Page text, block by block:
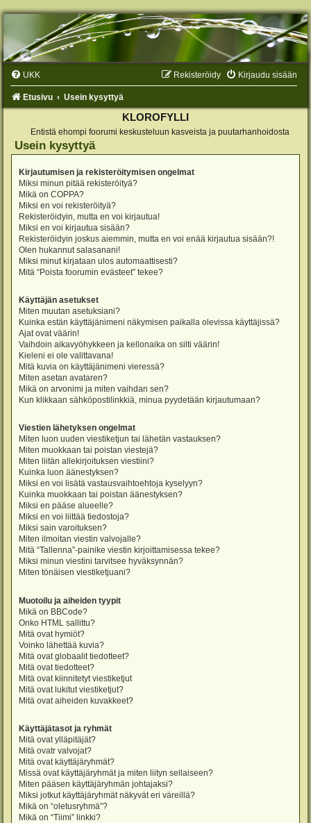
UKK Kirjaudu sisään
Rekisteröidy
Etusivu Usein kysyttyä
KLOROFYLLI
Entistä ehompi foorumi keskusteluun kasveista ja puutarhanhoidosta
Usein kysyttyä
Kirjautumisen ja rekisteröitymisen ongelmat
Miksi minun pitää rekisteröityä?
Mikä on COPPA?
Miksi en voi rekisteröityä?
Rekisteröidyin, mutta en voi kirjautua!
Miksi en voi kirjautua sisään?
Rekisteröidyin joskus aiemmin, mutta en voi enää kirjautua sisään?!
Olen hukannut salasanani!
Miksi minut kirjataan ulos automaattisesti?
Mitä “Poista foorumin evästeet” tekee?
Käyttäjän asetukset
Miten muutan asetuksiani?
Kuinka estän käyttäjänimeni näkymisen paikalla olevissa käyttäjissä?
Ajat ovat väärin!
Vaihdoin aikavyöhykkeen ja kellonaika on silti väärin!
Kieleni ei ole valittavana!
Mitä kuvia on käyttäjänimeni vieressä?
Miten asetan avataren?
Mikä on arvonimi ja miten vaihdan sen?
Kun klikkaan sähköpostilinkkiä, minua pyydetään kirjautumaan?
Viestien lähetyksen ongelmat
Miten luon uuden viestiketjun tai lähetän vastauksen?
Miten muokkaan tai poistan viestejä?
Miten liitän allekirjoituksen viestiini?
Kuinka luon äänestyksen?
Miksi en voi lisätä vastausvaihtoehtoja kyselyyn?
Kuinka muokkaan tai poistan äänestyksen?
Miksi en pääse alueelle?
Miksi en voi liittää tiedostoja?
Miksi sain varoituksen?
Miten ilmoitan viestin valvojalle?
Mitä “Tallenna”-painike viestin kirjoittamisessa tekee?
Miksi minun viestini tarvitsee hyväksynnän?
Miten tönäisen viestiketjuani?
Muotoilu ja aiheiden tyypit
Mikä on BBCode?
Onko HTML sallittu?
Mitä ovat hymiöt?
Voinko lähettää kuvia?
Mitä ovat globaalit tiedotteet?
Mitä ovat tiedotteet?
Mitä ovat kiinnitetyt viestiketjut
Mitä ovat lukitut viestiketjut?
Mitä ovat aiheiden kuvakkeet?
Käyttäjätasot ja ryhmät
Mitä ovat ylläpitäjät?
Mitä ovatr valvojat?
Mitä ovat käyttäjäryhmät?
Missä ovat käyttäjäryhmät ja miten liityn sellaiseen?
Miten pääsen käyttäjäryhmän johtajaksi?
Miksi jotkut käyttäjäryhmät näkyvät eri väreillä?
Mikä on “oletusryhmä”?
Mikä on “Tiimi” linkki?